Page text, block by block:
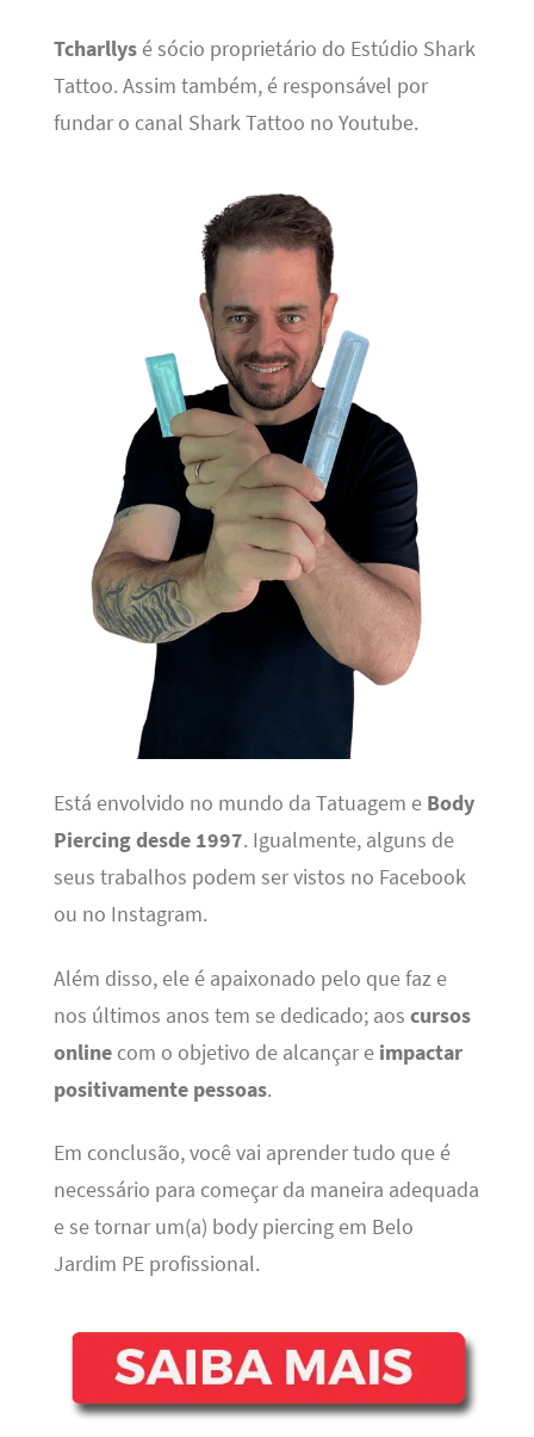
Tcharllysé sócio proprietário do Estúdio Shark
Tattoo. Assim também, é responsável por
fundar o canal Shark Tattoo no Youtube.
Está envolvido no mundo da Tatuagem e Body
Piercing desde 1997. Igualmente, alguns de
seus trabalhos podem ser vistos no Facebook
ou no Instagram.
Além disso, ele é apaixonado pelo que faz e
nos últimos anos tem se dedicado; aos cursos
onlinecom o objetivo de alcançar e impactar
positivamente pessoas.
Em conclusão, você vai aprender tudo que é
necessário para começar da maneira adequada
e se tornar um(a) body piercing em Belo
Jardim PE profissional.